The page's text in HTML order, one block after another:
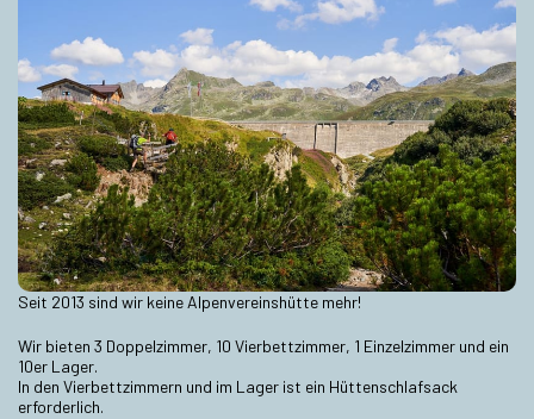
Seit 2013 sind wir keine Alpenvereinshütte mehr!
Wir bieten 3 Doppelzimmer, 10 Vierbettzimmer, 1 Einzelzimmer und ein
10er Lager.
In den Vierbettzimmern und im Lager ist ein Hüttenschlafsack
erforderlich.